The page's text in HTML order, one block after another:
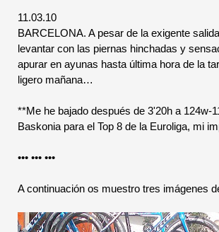
11.03.10
BARCELONA. A pesar de la exigente
levantar con las piernas hinchadas y
apurar en ayunas hasta última hora de la
ligero mañana…
**Me he bajado después de 3'20h a 124w-
Baskonia para el Top 8 de la Euroliga, mi
••• ••• •••
A continuación os muestro tres imágenes